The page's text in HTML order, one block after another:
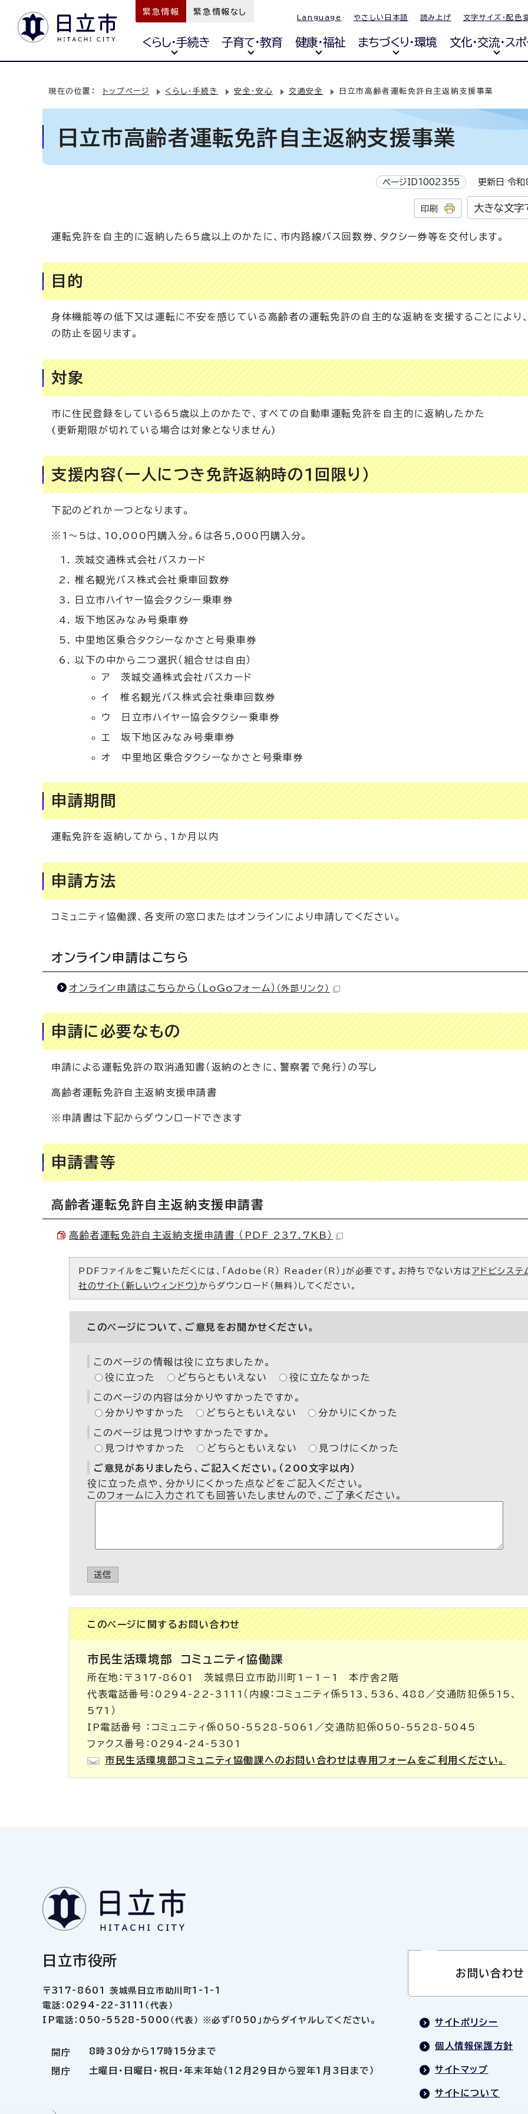
緊急情報 緊急情報なし
Language やさしい日本語 読み上げ 文字サイズ・配色
くらし・手続き 子育て・教育 健康・福祉 まちづくり・環境 文化・交流・ス
現在の位置： トップページ くらし・手続き 安全・安心 交通安全 日立市高齢者運転免許自主返納支援事業
日立市高齢者運転免許自主返納支援事業
ページID1002355 更新日 令和
印刷 大きな文字
運転免許を自主的に返納した65歳以上のかたに、市内路線バス回数券、タクシー券等を交付します。
目的
身体機能等の低下又は運転に不安を感じている高齢者の運転免許の自主的な返納を支援することにより
の防止を図ります。
対象
市に住民登録をしている65歳以上のかたで、すべての自動車運転免許を自主的に返納したかた
(更新期限が切れている場合は対象となりません)
支援内容（一人につき免許返納時の1回限り）
下記のどれか一つとなります。
※1～5は、10,000円購入分。6は各5,000円購入分。
茨城交通株式会社バスカード
椎名観光バス株式会社乗車回数券
日立市ハイヤー協会タクシー乗車券
坂下地区みなみ号乗車券
中里地区乗合タクシーなかさと号乗車券
以下の中から二つ選択（組合せは自由）
ア 茨城交通株式会社バスカード
イ 椎名観光バス株式会社乗車回数券
ウ 日立市ハイヤー協会タクシー乗車券
エ 坂下地区みなみ号乗車券
オ 中里地区乗合タクシーなかさと号乗車券
申請期間
運転免許を返納してから、1か月以内
申請方法
コミュニティ協働課、各支所の窓口またはオンラインにより申請してください。
オンライン申請はこちら
オンライン申請はこちらから（LoGoフォーム） （外部リンク）
申請に必要なもの
申請による運転免許の取消通知書（返納のときに、警察署で発行）の写し
高齢者運転免許自主返納支援申請書
※申請書は下記からダウンロードできます
申請書等
高齢者運転免許自主返納支援申請書
高齢者運転免許自主返納支援申請書 （PDF 237.7KB）
PDFファイルをご覧いただくには、「Adobe（R） Reader（R）」が必要です。お持ちでない方は アドビシステ
社のサイト（新しいウィンドウ） からダウンロード（無料）してください。
このページについて、ご意見をお聞かせください。
このページの情報は役に立ちましたか。
役に立った
どちらともいえない 役に立たなかった
このページの内容は分かりやすかったですか。
分かりやすかった
どちらともいえない 分かりにくかった
このページは見つけやすかったですか。
見つけやすかった
どちらともいえない 見つけにくかった
ご意見がありましたら、ご記入ください。（200文字以内）
役に立った点や、分かりにくかった点などをご記入ください。
このフォームに入力されても回答いたしませんので、ご了承ください。
送信
このページに関する お問い合わせ
市民生活環境部 コミュニティ協働課
所在地：〒317-8601 茨城県日立市助川町1－1－1 本庁舎2階
代表電話番号：0294-22-3111（内線：コミュニティ係513、536、488／交通防犯係515、
571）
IP電話番号 ：コミュニティ係050-5528-5061／交通防犯係050-5528-5045
ファクス番号：0294-24-5301
市民生活環境部コミュニティ協働課へのお問い合わせは専用フォームをご利用ください。
日立市役所
〒317-8601 茨城県日立市助川町1-1-1
電話：0294-22-3111（代表）
IP電話：050-5528-5000（代表） ※必ず「050」からダイヤルしてください。
開庁 8時30分から17時15分まで
閉庁 土曜日・日曜日・祝日・年末年始（12月29日から翌年1月3日まで）
お問い合わせ
サイトポリシー
個人情報保護方針
サイトマップ
サイトについて